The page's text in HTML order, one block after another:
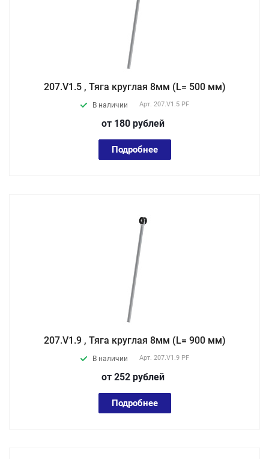
207.V1.5 , Тяга круглая 8мм (L= 500 мм)
В наличии Арт. 207.V1.5 PF
от 180 рублей
Подробнее
207.V1.9 , Тяга круглая 8мм (L= 900 мм)
В наличии Арт. 207.V1.9 PF
от 252 рублей
Подробнее